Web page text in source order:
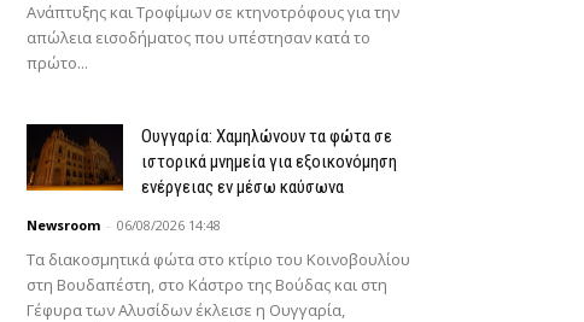
Ανάπτυξης και Τροφίμων σε κτηνοτρόφους για την
απώλεια εισοδήματος που υπέστησαν κατά το
πρώτο...
Ουγγαρία: Χαμηλώνουν τα φώτα σε
ιστορικά μνημεία για εξοικονόμηση
ενέργειας εν μέσω καύσωνα
Newsroom - 06/08/2026 14:48
Τα διακοσμητικά φώτα στο κτίριο του Κοινοβουλίου
στη Βουδαπέστη, στο Κάστρο της Βούδας και στη
Γέφυρα των Αλυσίδων έκλεισε η Ουγγαρία,